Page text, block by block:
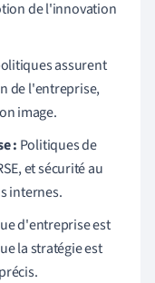
de l'innovation
assurent
de l'entreprise,
image.
: Politiques de
et sécurité au
internes.
d'entreprise est
la stratégie est